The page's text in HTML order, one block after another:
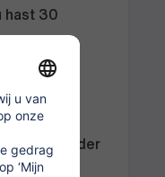
hast 30
, Nacht- oder